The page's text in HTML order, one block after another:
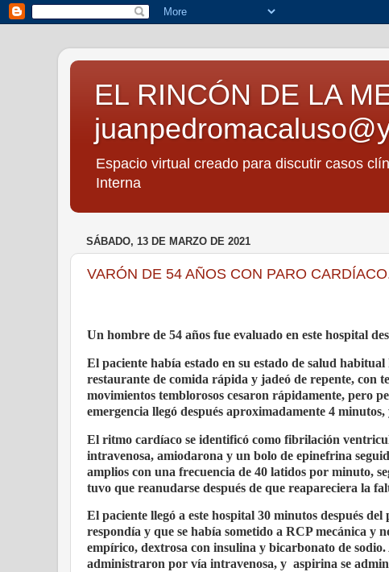
EL RINCÓN DE LA
Espacio virtual creado para discutir casos
Interna
SÁBADO, 13 DE MARZO DE 2021
VARÓN DE 54 AÑOS CON PARO
Un hombre de 54 años fue evaluado en este hospital
El paciente había estado en su estado de salud
restaurante de comida rápida y jadeó de repente, con
movimientos temblorosos cesaron rápidamente, pero
emergencia llegó después aproximadamente 4
El ritmo cardíaco se identificó como fibrilación
intravenosa, amiodarona y un bolo de epinefrina
amplios con una frecuencia de 40 latidos por minuto,
tuvo que reanudarse después de que reapareciera la
El paciente llegó a este hospital 30 minutos después
respondía y que se había sometido a RCP mecánica y
empírico, dextrosa con insulina y bicarbonato de
administraron por vía intravenosa, y aspirina se